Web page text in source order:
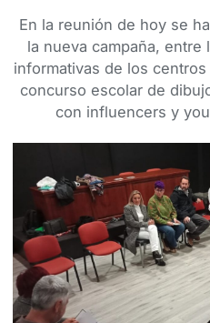
En la reunión de hoy se
la nueva campaña,
informativas de los
concurso escolar de
con influencers y